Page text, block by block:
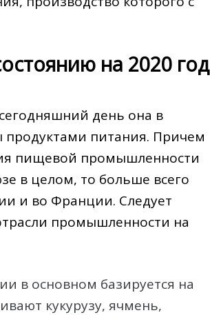
на 2020 год
день она в
продуктами питания. Причем
пищевой промышленности
в целом, то больше всего
и во Франции. Следует
промышленности на
в основном базируется на
кукурузу, ячмень,